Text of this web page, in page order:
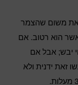
משום שהצמר
הוא רטוב. אם
יבש; אבל אם
זאת ידנית ולא